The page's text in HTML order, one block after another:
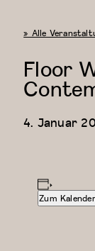
« Alle
Floor
4. Januar
Zum